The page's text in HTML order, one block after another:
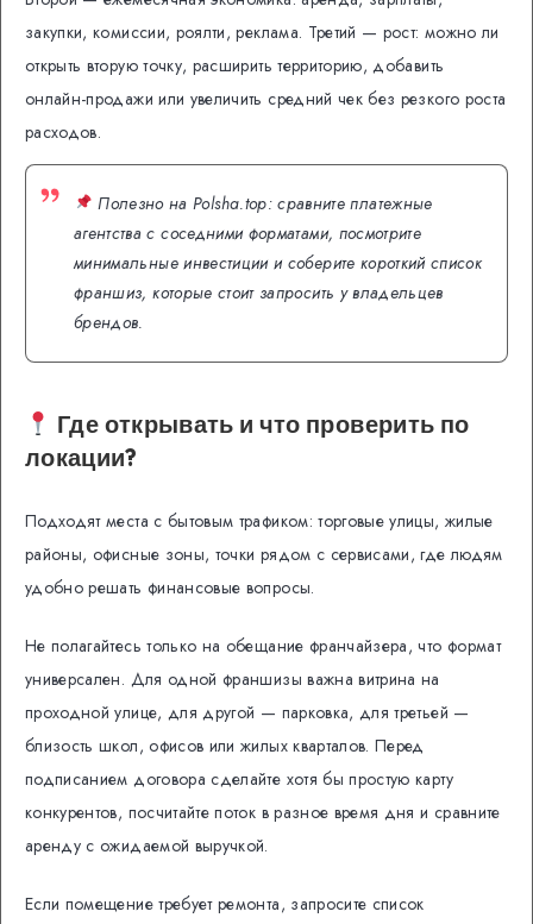
закупки, комиссии, роялти, реклама. Третий — рост: можно ли
открыть вторую точку, расширить территорию, добавить
онлайн-продажи или увеличить средний чек без резкого роста
расходов.
Полезно на Polsha.top: сравните платежные
агентства с соседними форматами, посмотрите
минимальные инвестиции и соберите короткий список
франшиз, которые стоит запросить у владельцев
брендов.
Где открывать и что проверить по
локации?
Подходят места с бытовым трафиком: торговые улицы, жилые
районы, офисные зоны, точки рядом с сервисами, где людям
удобно решать финансовые вопросы.
Не полагайтесь только на обещание франчайзера, что формат
универсален. Для одной франшизы важна витрина на
проходной улице, для другой — парковка, для третьей —
близость школ, офисов или жилых кварталов. Перед
подписанием договора сделайте хотя бы простую карту
конкурентов, посчитайте поток в разное время дня и сравните
аренду с ожидаемой выручкой.
Если помещение требует ремонта, запросите список